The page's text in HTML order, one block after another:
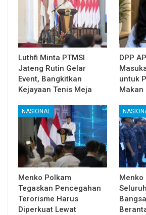
Luthfi Minta PTMSI
Jateng Rutin Gelar
Event, Bangkitkan
Kejayaan Tenis Meja
DPP
untuk
Makan
NASIONAL
Menko Polkam
Tegaskan Pencegahan
Terorisme Harus
Diperkuat Lewat
Menko